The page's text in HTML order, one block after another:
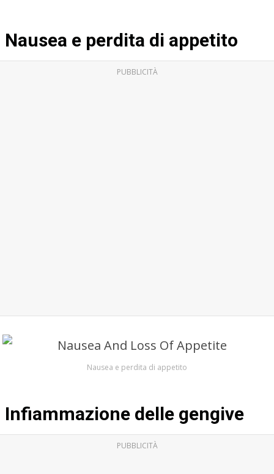
Nausea e perdita di appetito
PUBBLICITÀ
Nausea e perdita di appetito
Infiammazione delle gengive
PUBBLICITÀ